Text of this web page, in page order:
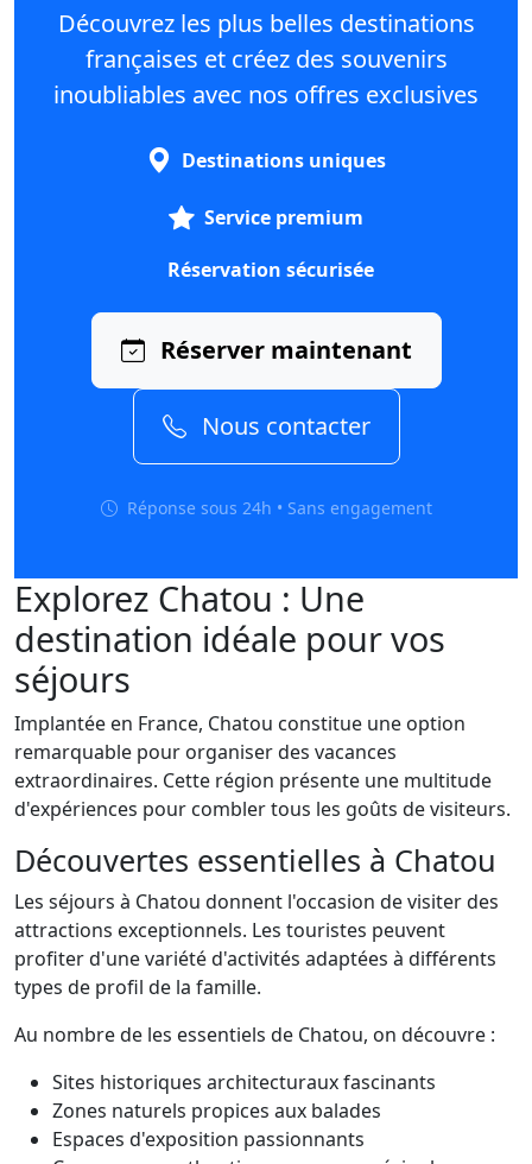
Découvrez les plus belles destinations
françaises et créez des souvenirs
inoubliables avec nos offres exclusives
Destinations uniques
Service premium
Réservation sécurisée
Réserver maintenant
Nous contacter
Réponse sous 24h • Sans engagement
Explorez Chatou : Une
destination idéale pour vos
séjours
Implantée en France, Chatou constitue une option
remarquable pour organiser des vacances
extraordinaires. Cette région présente une multitude
d'expériences pour combler tous les goûts de visiteurs.
Découvertes essentielles à Chatou
Les séjours à Chatou donnent l'occasion de visiter des
attractions exceptionnels. Les touristes peuvent
profiter d'une variété d'activités adaptées à différents
types de profil de la famille.
Au nombre de les essentiels de Chatou, on découvre :
Sites historiques architecturaux fascinants
Zones naturels propices aux balades
Espaces d'exposition passionnants